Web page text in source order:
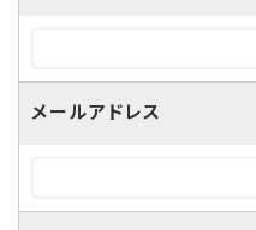
メールアドレス